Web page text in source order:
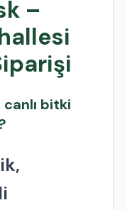
–
canlı bitki